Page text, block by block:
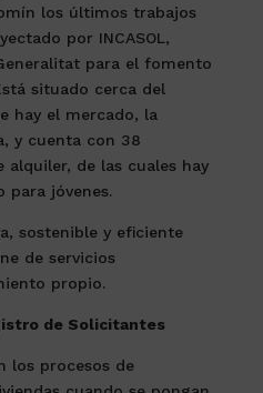
los últimos trabajos
por INCASOL,
para el fomento
situado cerca del
hay el mercado, la
y cuenta con 38
alquiler, de las cuales hay
para jóvenes.
sostenible y eficiente
de servicios
propio.
de Solicitantes
los procesos de